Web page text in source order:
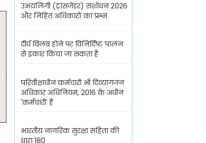
उभयलिंगी (ट्रांसजेंडर) संशोधन 2026
और निहित अधिकारों का प्रश्न
दीर्घ विलंब होने पर विनिर्दिष्ट पालन
से इंकार किया जा सकता है
परिवीक्षाधीन कर्मचारी भी दिव्यांगजन
अधिकार अधिनियम, 2016 के अधीन
'कर्मचारी' है
भारतीय नागरिक सुरक्षा संहिता की
धारा 180